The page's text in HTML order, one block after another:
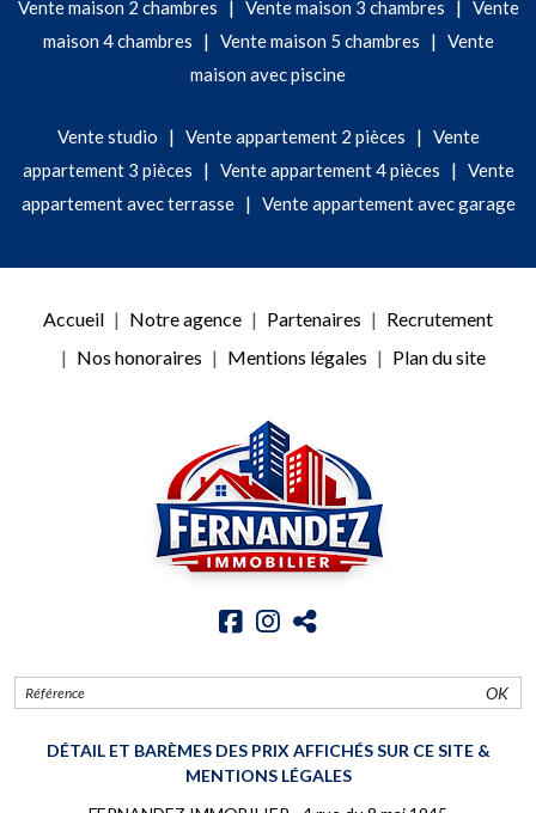
Vente maison 2 chambres | Vente maison 3 chambres | Vente
maison 4 chambres
| Vente maison 5 chambres | Vente
maison avec piscine
Vente studio | Vente appartement 2 pièces | Vente
appartement 3 pièces
| Vente appartement 4 pièces | Vente
appartement avec terrasse| Vente appartement avec garage
Accueil Notre agence Partenaires
Recrutement
Nos honoraires
Mentions légales Plan du site
OK
DÉTAIL ET BARÈMES DES PRIX AFFICHÉS SUR CE SITE &
MENTIONS LÉGALES